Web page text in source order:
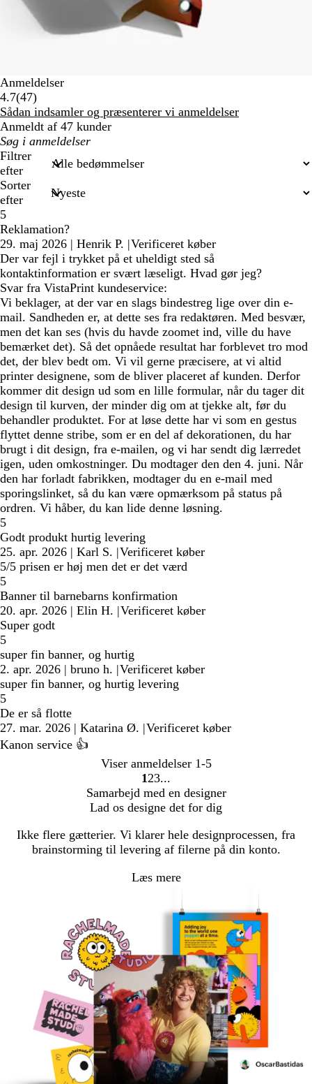
Anmeldelser
4.7(4747
anmeldelser
)
Sådan indsamler og præsenterer vi anmeldelser
Anmeldt af 47 kunder
Min
søgetekst
Filtrer
efter
Sorter
efter
5
Reklamation?
29. maj 2026 | Henrik P. |Verificeret køber
Der var fejl i trykket på et uheldigt sted så
kontaktinformation er svært læseligt. Hvad gør jeg?
Svar fra VistaPrint kundeservice:
Vi beklager, at der var en slags bindestreg lige over din e-
mail. Sandheden er, at dette ses fra redaktøren. Med besvær,
men det kan ses (hvis du havde zoomet ind, ville du have
bemærket det). Så det opnåede resultat har forblevet tro mod
det, der blev bedt om. Vi vil gerne præcisere, at vi altid
printer designene, som de bliver placeret af kunden. Derfor
kommer dit design ud som en lille formular, når du tager dit
design til kurven, der minder dig om at tjekke alt, før du
behandler produktet. For at løse dette har vi som en gestus
flyttet denne stribe, som er en del af dekorationen, du har
brugt i dit design, fra e-mailen, og vi har sendt dig lærredet
igen, uden omkostninger. Du modtager den den 4. juni. Når
den har forladt fabrikken, modtager du en e-mail med
sporingslinket, så du kan være opmærksom på status på
ordren. Vi håber, du kan lide denne løsning.
5
Godt produkt hurtig levering
25. apr. 2026 | Karl S. |Verificeret køber
5/5 prisen er høj men det er det værd
5
Banner til barnebarns konfirmation
20. apr. 2026 | Elin H. |Verificeret køber
Super godt
5
super fin banner, og hurtig
2. apr. 2026 | bruno h. |Verificeret køber
super fin banner, og hurtig levering
5
De er så flotte
27. mar. 2026 | Katarina Ø. |Verificeret køber
Kanon service 👍
Viser anmeldelser 1-5
Gå
til
side
1 Gå
til
side
2 Gå
til
side
3
Samarbejd med en designer
Lad os designe det for dig
Ikke flere gætterier. Vi klarer hele designprocessen, fra
brainstorming til levering af filerne på din konto.
Læs mere